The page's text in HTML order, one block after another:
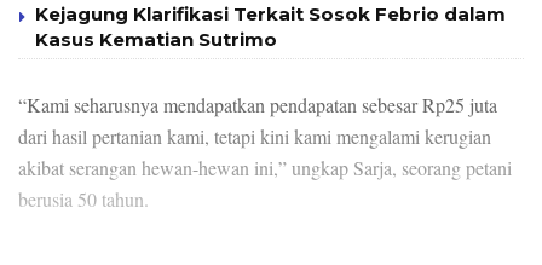
Kejagung Klarifikasi Terkait Sosok Febrio dalam
Kasus Kematian Sutrimo
“Kami seharusnya mendapatkan pendapatan sebesar Rp25 juta
dari hasil pertanian kami, tetapi kini kami mengalami kerugian
akibat serangan hewan-hewan ini,” ungkap Sarja, seorang petani
berusia 50 tahun.